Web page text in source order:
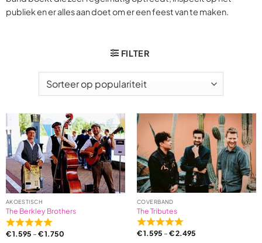
publiek en er alles aan doet om er een feest van te maken.
FILTER
AKOESTISCH
The Berkley Brothers
Rated
5,0
€1.595 –€1.750
COVERBAND
The Tributes
Rated
5,0
€1.595 –€2.495